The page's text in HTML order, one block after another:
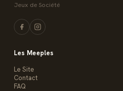
Jeux de Société
Les Meeples
Le Site
Contact
FAQ